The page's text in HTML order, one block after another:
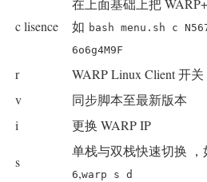
c lisence
在上面基础上把
如 bash menu.sh c
6o6g4M9F
r
WARP Linux Client 开关
v
同步脚本至最新版本
i
更换 WARP IP
s
单栈与双栈快速切换 ，
6,warp s d